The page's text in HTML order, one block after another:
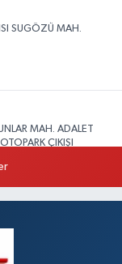
SUGÖZÜ MAH.
MAH. ADALET
ÇIKIŞI
IŞIKLARININ YANI